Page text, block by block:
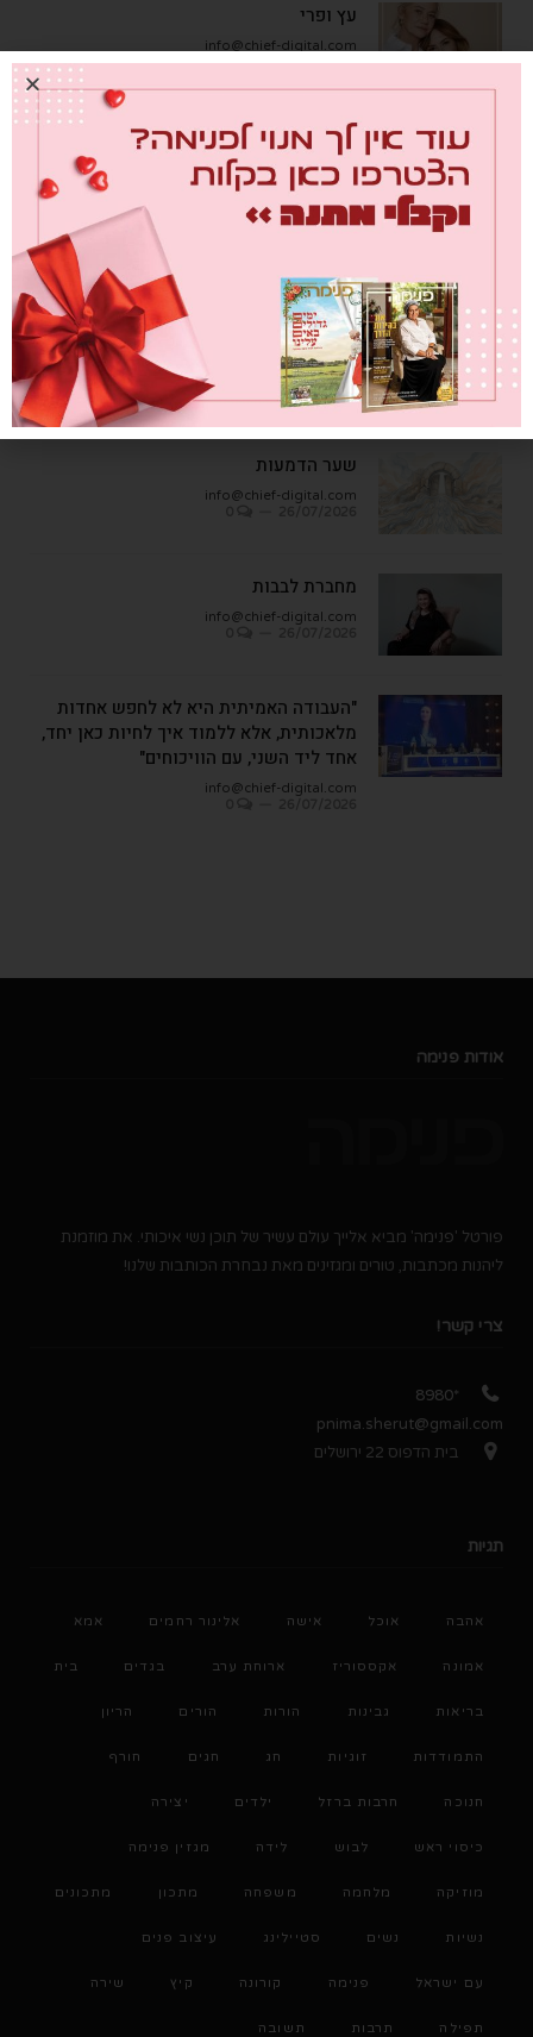
עץ ופרי
info@chief-digital.com
08/07/2026
0
כתבות אחרונות
מבחן הגמבה
כאן חוגגים בכיף – המדריך לתכנון חוויה
משפחתית
info@chief-digital.com
26/07/2026
0
שער הדמעות
info@chief-digital.com
מחברת לבבות
info@chief-digital.com
"העבודה האמיתית היא לא לחפש אחדות
מלאכותית, אלא ללמוד איך לחיות כאן יחד,
אחד ליד השני, עם הוויכוחים"
info@chief-digital.com
אודות פנימה
פורטל 'פנימה' מביא אלייך עולם עשיר של תוכן נשי איכותי. את מוזמנת
ליהנות מכתבות, טורים ומגזינים מאת נבחרת הכותבות שלנו!
צרי קשר!
*8980
pnima.sherut@gmail.com
בית הדפוס 22 ירושלים
תגיות
אהבה אוכל אישה אלינור רחמים אמא
אמונה אקססוריז ארוחת ערב בגדים בית
בריאות גבינות הורות הורים הריון
התמודדות זוגיות חג חגים חורף
חנוכה חרבות ברזל ילדים יצירה
כיסוי ראש לבוש לידה מגזין פנימה
מוזיקה מלחמה משפחה מתכון מתכונים
נשיות נשים סטיילינג עיצוב פנים
עם ישראל פנימה קורונה קיץ שירה
תפילה תרבות תשובה